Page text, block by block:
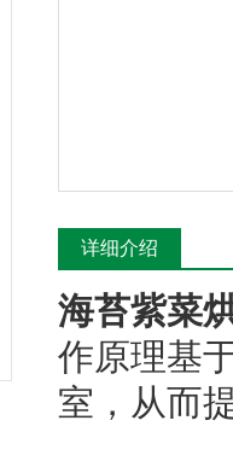
详细介绍
海苔紫菜
作原理基
室，从而